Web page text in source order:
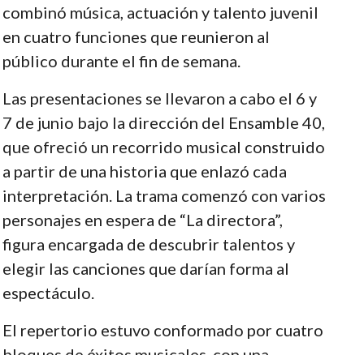
combinó música, actuación y talento juvenil
en cuatro funciones que reunieron al
público durante el fin de semana.
Las presentaciones se llevaron a cabo el 6 y
7 de junio bajo la dirección del Ensamble 40,
que ofreció un recorrido musical construido
a partir de una historia que enlazó cada
interpretación. La trama comenzó con varios
personajes en espera de “La directora”,
figura encargada de descubrir talentos y
elegir las canciones que darían forma al
espectáculo.
El repertorio estuvo conformado por cuatro